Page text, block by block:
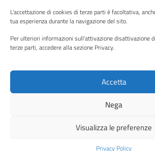
L'accettazione di cookies di terze parti è facoltativa,
tua esperienza durante la navigazione del sito.
Per ulteriori informazioni sull'attivazione disattivazione
terze parti, accedere alla sezione Privacy.
Accetta
Nega
Visualizza le preferenze
Privacy Policy
Piano di miglioramento del sito
Instagram